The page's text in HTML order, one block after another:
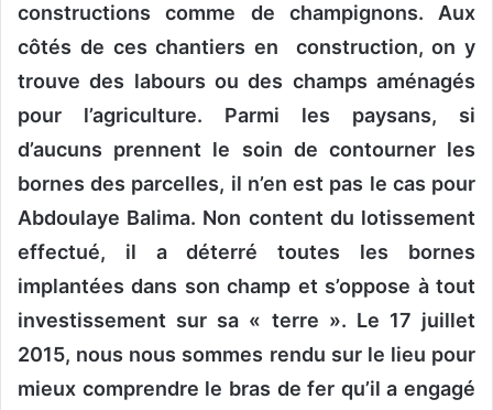
constructions comme de champignons. Aux
côtés de ces chantiers en construction, on y
trouve des labours ou des champs aménagés
pour l’agriculture. Parmi les paysans, si
d’aucuns prennent le soin de contourner les
bornes des parcelles, il n’en est pas le cas pour
Abdoulaye Balima. Non content du lotissement
effectué, il a déterré toutes les bornes
implantées dans son champ et s’oppose à tout
investissement sur sa « terre ». Le 17 juillet
2015, nous nous sommes rendu sur le lieu pour
mieux comprendre le bras de fer qu’il a engagé